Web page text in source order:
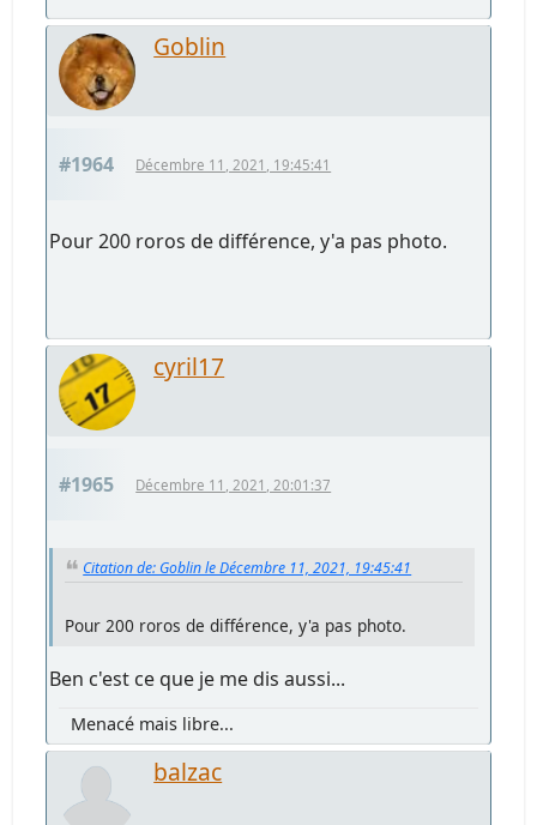
Goblin
#1964 Décembre 11, 2021, 19:45:41
Pour 200 roros de différence, y'a pas photo.
cyril17
#1965 Décembre 11, 2021, 20:01:37
Citation de: Goblin le Décembre 11, 2021, 19:45:41
Pour 200 roros de différence, y'a pas photo.
Ben c'est ce que je me dis aussi...
Menacé mais libre...
balzac